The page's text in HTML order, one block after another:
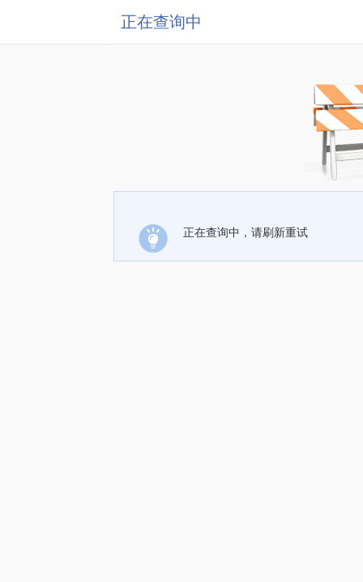
正在查询中
正在查询中，请刷新重试